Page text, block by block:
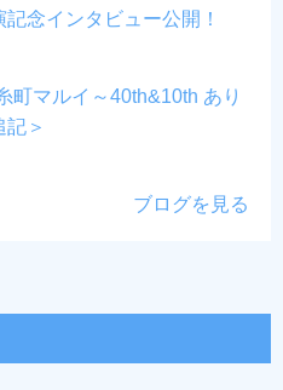
念インタビュー公開！
町マルイ～40th&10th あり
＞
ブログを見る